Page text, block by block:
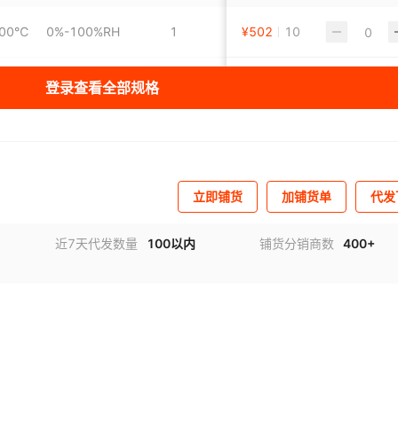
0%-100%RH 1 ±0.1°C 数字式温湿度
¥502 10
0%-100%RH
±0.1°C 数字式温湿度
¥1332 10
0%-100%RH 1 ±0.1°C 数字式温湿度
2186 3
登录查看全部规格
立即铺货 加铺货单 代
近7天代发数量 100以内 铺货分销商数 400+